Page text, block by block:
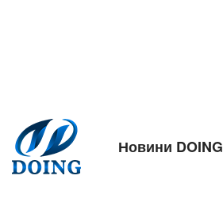
Новини DOING